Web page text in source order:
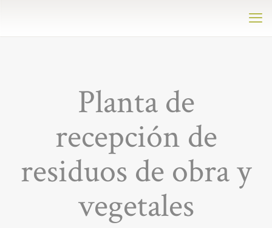
Planta de
recepción de
residuos de obra y
vegetales